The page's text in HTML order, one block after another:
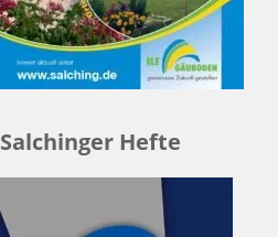
Salchinger Hefte